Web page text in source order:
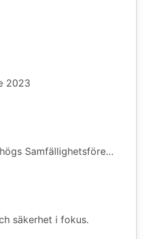
2023
Årsmöte Kallelse Torvhögs Samfällighetsförening
säkerhet i fokus.